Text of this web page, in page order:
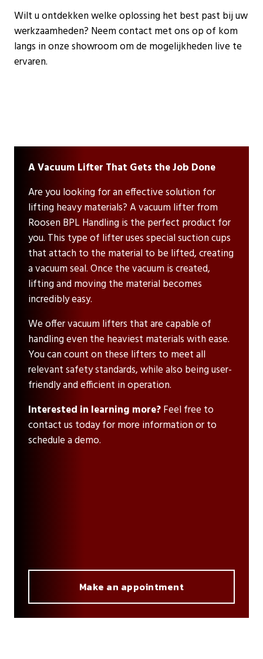
Wilt u ontdekken welke oplossing het best past bij uw
werkzaamheden? Neem contact met ons op of kom
langs in onze showroom om de mogelijkheden live te
ervaren.
A Vacuum Lifter That Gets the Job Done
Are you looking for an effective solution for
lifting heavy materials? A vacuum lifter from
Roosen BPL Handling is the perfect product for
you. This type of lifter uses special suction cups
that attach to the material to be lifted, creating
a vacuum seal. Once the vacuum is created,
lifting and moving the material becomes
incredibly easy.
We offer vacuum lifters that are capable of
handling even the heaviest materials with ease.
You can count on these lifters to meet all
relevant safety standards, while also being user-
friendly and efficient in operation.
Interested in learning more?Feel free to
contact us today for more information or to
schedule a demo.
Make an appointment